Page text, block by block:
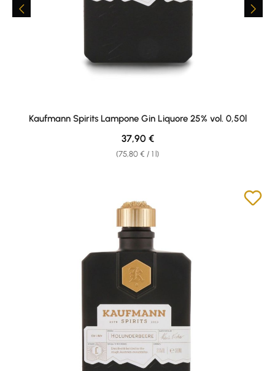
Kaufmann Spirits Lampone Gin Liquore 25% vol. 0,50l
(75,80 € / 1 l)
Regular price:
37,90 €